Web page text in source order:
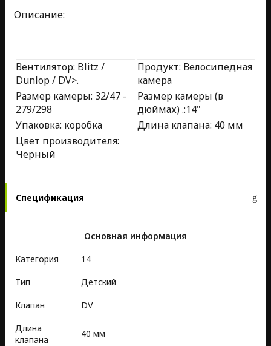
Описание:
Вентилятор: Blitz /
Dunlop / DV>.
Продукт: Велосипедная
камера
Размер камеры: 32/47 -
279/298
Размер камеры (в
дюймах) .:14"
Упаковка: коробка
Длина клапана: 40 мм
Цвет производителя:
Черный
Спецификация
Основная информация
Kатегория
14
Тип
Детский
Клапан
DV
Длина
клапана
40 мм